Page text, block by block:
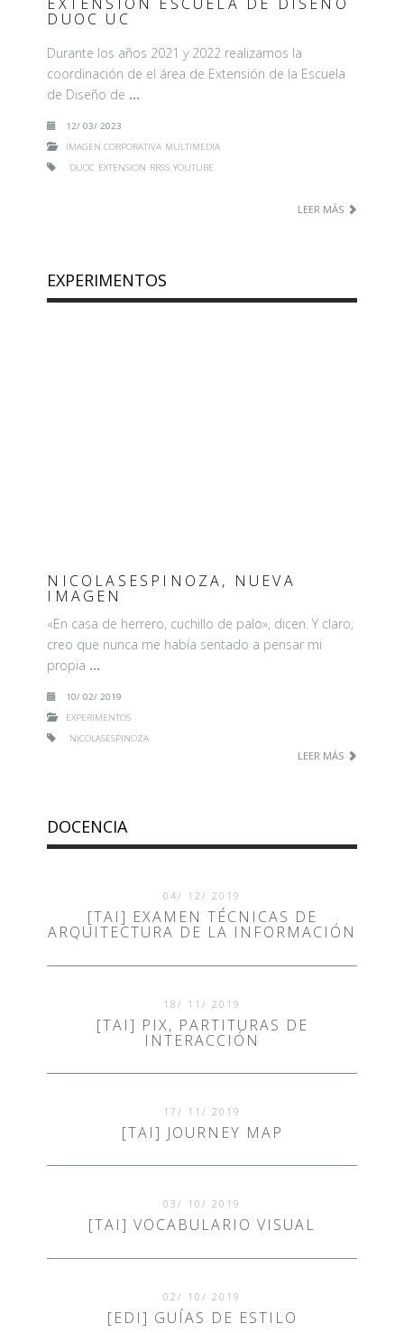
DUOC UC
Durante los años 2021 y 2022 realizamos la
coordinación de el área de Extensión de la Escuela
de Diseño de …
12/ 03/ 2023
IMAGEN CORPORATIVA MULTIMEDIA
DUOC EXTENSION RRSS YOUTUBE
LEER MÁS
EXPERIMENTOS
NICOLASESPINOZA, NUEVA
IMAGEN
«En casa de herrero, cuchillo de palo», dicen. Y claro,
creo que nunca me había sentado a pensar mi
propia …
10/ 02/ 2019
EXPERIMENTOS
NICOLASESPINOZA
LEER MÁS
DOCENCIA
04/ 12/ 2019
[TAI] EXAMEN TÉCNICAS DE
ARQUITECTURA DE LA INFORMACIÓN
18/ 11/ 2019
[TAI] PIX, PARTITURAS DE
INTERACCIÓN
17/ 11/ 2019
[TAI] JOURNEY MAP
03/ 10/ 2019
[TAI] VOCABULARIO VISUAL
02/ 10/ 2019
[EDI] GUÍAS DE ESTILO